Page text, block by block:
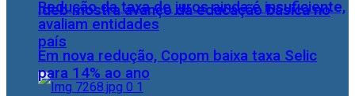
Ideb mostra avanço da educação básica no
país
Redução da taxa de juros ainda é insuficiente,
avaliam entidades
Em nova redução, Copom baixa taxa Selic
para 14% ao ano